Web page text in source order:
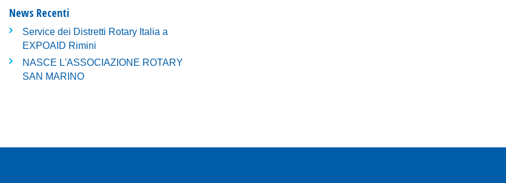
News Recenti
Service dei Distretti Rotary Italia a
EXPOAID Rimini
NASCE L'ASSOCIAZIONE ROTARY
SAN MARINO